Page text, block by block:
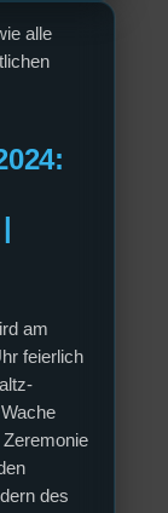
alle
am
feierlich
des